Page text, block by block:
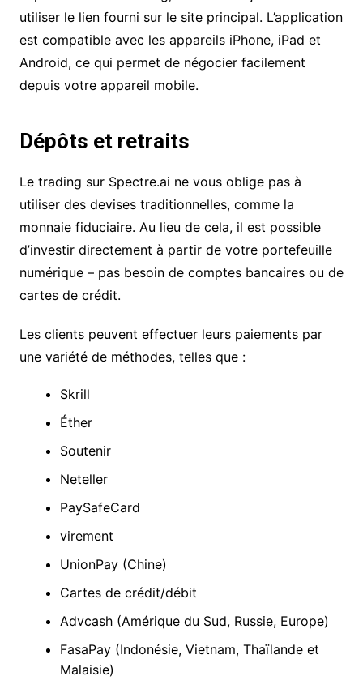
utiliser le lien fourni sur le site principal. L’application
est compatible avec les appareils iPhone, iPad et
Android, ce qui permet de négocier facilement
depuis votre appareil mobile.
Dépôts et retraits
Le trading sur Spectre.ai ne vous oblige pas à
utiliser des devises traditionnelles, comme la
monnaie fiduciaire. Au lieu de cela, il est possible
d’investir directement à partir de votre portefeuille
numérique – pas besoin de comptes bancaires ou de
cartes de crédit.
Les clients peuvent effectuer leurs paiements par
une variété de méthodes, telles que :
Skrill
Éther
Soutenir
Neteller
PaySafeCard
virement
UnionPay (Chine)
Cartes de crédit/débit
Advcash (Amérique du Sud, Russie, Europe)
FasaPay (Indonésie, Vietnam, Thaïlande et
Malaisie)